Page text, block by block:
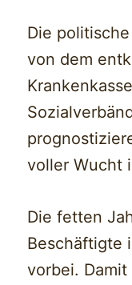
Die
von dem
voller Wucht
Die fetten
Beschäftigte
vorbei. Damit